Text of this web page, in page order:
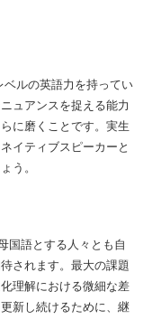
ベルの英語力を持ってい
ュアンスを捉える能力
に磨くことです。実生
イティブスピーカーと
う。
国語とする人々とも自
されます。最大の課題
理解における微細な差
新し続けるために、継